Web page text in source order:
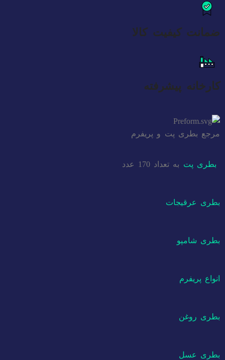
ضمانت کیفیت کالا
کارخانه پیشرفته
مرجع بطری پت و پریفرم
بطری پت به تعداد 170 عدد
بطری عرقیجات
بطری شامپو
انواع پریفرم
بطری روغن
بطری عسل